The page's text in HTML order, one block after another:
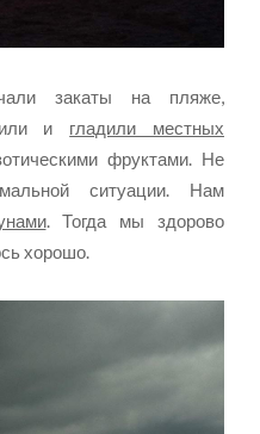
закаты на пляже,
и гладили местных
фруктами. Не
ситуации. Нам
. Тогда мы здорово
хорошо.